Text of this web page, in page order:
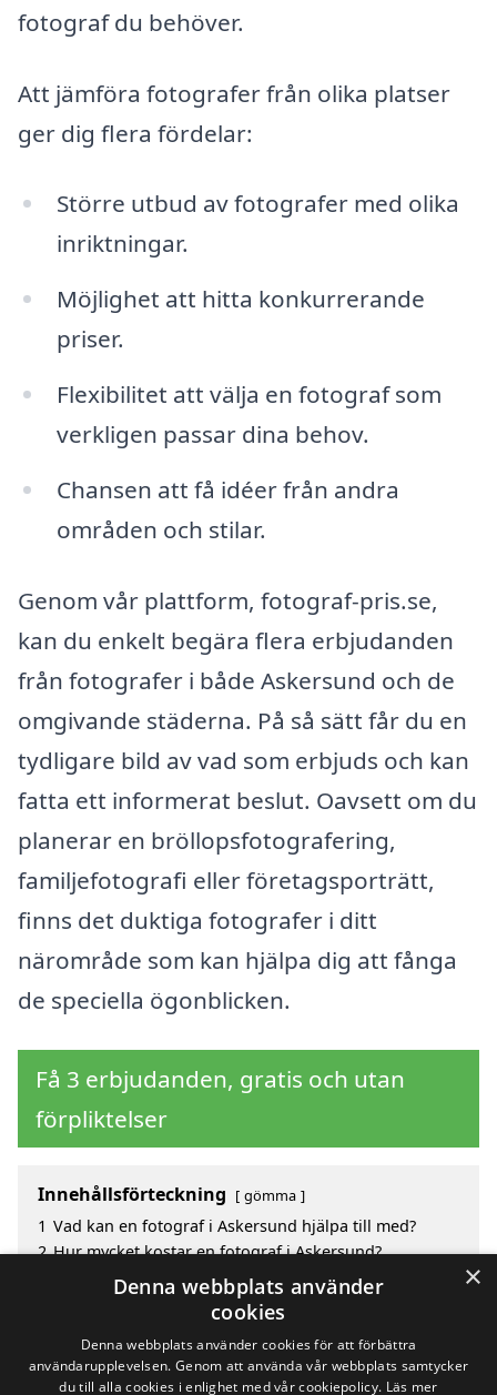
fotograf du behöver.
Att jämföra fotografer från olika platser
ger dig flera fördelar:
Större utbud av fotografer med olika
inriktningar.
Möjlighet att hitta konkurrerande
priser.
Flexibilitet att välja en fotograf som
verkligen passar dina behov.
Chansen att få idéer från andra
områden och stilar.
Genom vår plattform, fotograf-pris.se,
kan du enkelt begära flera erbjudanden
från fotografer i både Askersund och de
omgivande städerna. På så sätt får du en
tydligare bild av vad som erbjuds och kan
fatta ett informerat beslut. Oavsett om du
planerar en bröllopsfotografering,
familjefotografi eller företagsporträtt,
finns det duktiga fotografer i ditt
närområde som kan hjälpa dig att fånga
de speciella ögonblicken.
Få 3 erbjudanden, gratis och utan
förpliktelser
Innehållsförteckning gömma
1 Vad kan en fotograf i Askersund hjälpa till med?
2 Hur mycket kostar en fotograf i Askersund?
Fördelar med att välja fotograf i Askersund
Sök efter en skicklig fotograf i de omgivande
×
Denna webbplats använder
cookies
Denna webbplats använder cookies för att förbättra
användarupplevelsen. Genom att använda vår webbplats samtycker
du till alla cookies i enlighet med vår cookiepolicy. Läs mer